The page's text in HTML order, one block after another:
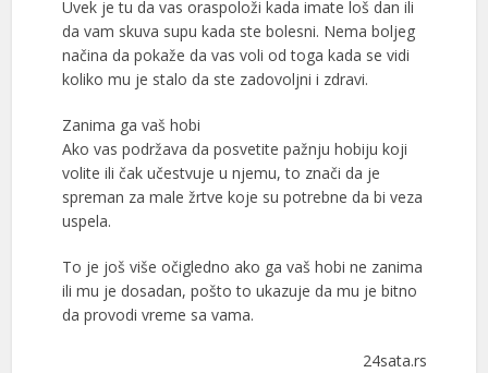
Uvek je tu da vas oraspoloži kada imate loš dan ili
da vam skuva supu kada ste bolesni. Nema boljeg
načina da pokaže da vas voli od toga kada se vidi
koliko mu je stalo da ste zadovoljni i zdravi.
Zanima ga vaš hobi
Ako vas podržava da posvetite pažnju hobiju koji
volite ili čak učestvuje u njemu, to znači da je
spreman za male žrtve koje su potrebne da bi veza
uspela.
To je još više očigledno ako ga vaš hobi ne zanima
ili mu je dosadan, pošto to ukazuje da mu je bitno
da provodi vreme sa vama.
24sata.rs